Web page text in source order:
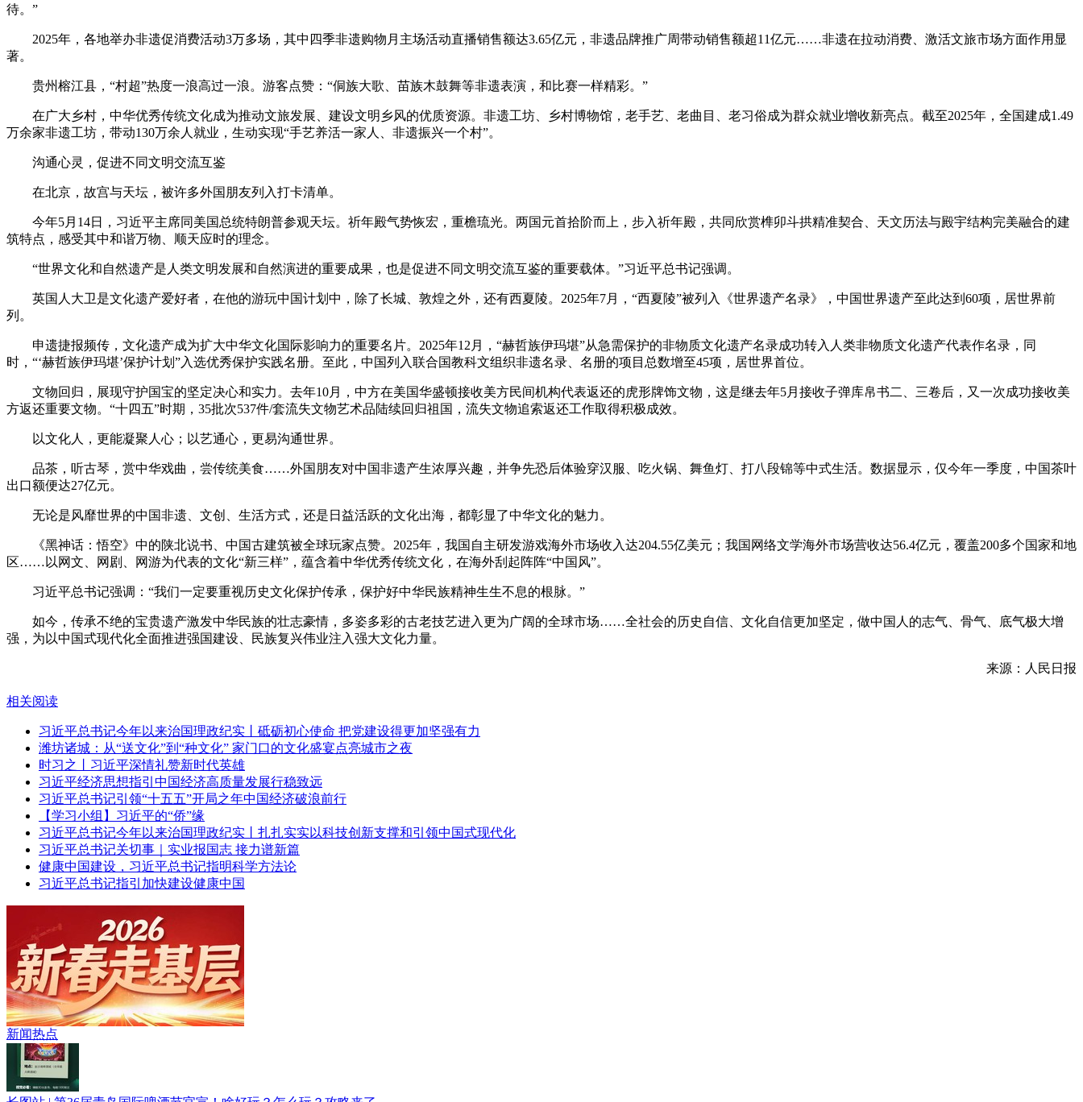
待。”
2025年，各地举办非遗促消费活动3万多场，其中四季非遗购物月主场活动直播销售额达3.65亿元，非遗品牌推广周带动销售额超11亿元……非遗在拉动消费、激活文旅市场方面作用显
著。
贵州榕江县，“村超”热度一浪高过一浪。游客点赞：“侗族大歌、苗族木鼓舞等非遗表演，和比赛一样精彩。”
在广大乡村，中华优秀传统文化成为推动文旅发展、建设文明乡风的优质资源。非遗工坊、乡村博物馆，老手艺、老曲目、老习俗成为群众就业增收新亮点。截至2025年，全国建成1.49
万余家非遗工坊，带动130万余人就业，生动实现“手艺养活一家人、非遗振兴一个村”。
沟通心灵，促进不同文明交流互鉴
在北京，故宫与天坛，被许多外国朋友列入打卡清单。
今年5月14日，习近平主席同美国总统特朗普参观天坛。祈年殿气势恢宏，重檐琉光。两国元首拾阶而上，步入祈年殿，共同欣赏榫卯斗拱精准契合、天文历法与殿宇结构完美融合的建
筑特点，感受其中和谐万物、顺天应时的理念。
“世界文化和自然遗产是人类文明发展和自然演进的重要成果，也是促进不同文明交流互鉴的重要载体。”习近平总书记强调。
英国人大卫是文化遗产爱好者，在他的游玩中国计划中，除了长城、敦煌之外，还有西夏陵。2025年7月，“西夏陵”被列入《世界遗产名录》，中国世界遗产至此达到60项，居世界前
列。
申遗捷报频传，文化遗产成为扩大中华文化国际影响力的重要名片。2025年12月，“赫哲族伊玛堪”从急需保护的非物质文化遗产名录成功转入人类非物质文化遗产代表作名录，同
时，“‘赫哲族伊玛堪’保护计划”入选优秀保护实践名册。至此，中国列入联合国教科文组织非遗名录、名册的项目总数增至45项，居世界首位。
文物回归，展现守护国宝的坚定决心和实力。去年10月，中方在美国华盛顿接收美方民间机构代表返还的虎形牌饰文物，这是继去年5月接收子弹库帛书二、三卷后，又一次成功接收美
方返还重要文物。“十四五”时期，35批次537件/套流失文物艺术品陆续回归祖国，流失文物追索返还工作取得积极成效。
以文化人，更能凝聚人心；以艺通心，更易沟通世界。
品茶，听古琴，赏中华戏曲，尝传统美食……外国朋友对中国非遗产生浓厚兴趣，并争先恐后体验穿汉服、吃火锅、舞鱼灯、打八段锦等中式生活。数据显示，仅今年一季度，中国茶叶
出口额便达27亿元。
无论是风靡世界的中国非遗、文创、生活方式，还是日益活跃的文化出海，都彰显了中华文化的魅力。
《黑神话：悟空》中的陕北说书、中国古建筑被全球玩家点赞。2025年，我国自主研发游戏海外市场收入达204.55亿美元；我国网络文学海外市场营收达56.4亿元，覆盖200多个国家和地
区……以网文、网剧、网游为代表的文化“新三样”，蕴含着中华优秀传统文化，在海外刮起阵阵“中国风”。
习近平总书记强调：“我们一定要重视历史文化保护传承，保护好中华民族精神生生不息的根脉。”
如今，传承不绝的宝贵遗产激发中华民族的壮志豪情，多姿多彩的古老技艺进入更为广阔的全球市场……全社会的历史自信、文化自信更加坚定，做中国人的志气、骨气、底气极大增
强，为以中国式现代化全面推进强国建设、民族复兴伟业注入强大文化力量。
来源：人民日报
相关阅读
习近平总书记今年以来治国理政纪实丨砥砺初心使命 把党建设得更加坚强有力
潍坊诸城：从“送文化”到“种文化” 家门口的文化盛宴点亮城市之夜
时习之丨习近平深情礼赞新时代英雄
习近平经济思想指引中国经济高质量发展行稳致远
习近平总书记引领“十五五”开局之年中国经济破浪前行
【学习小组】习近平的“侨”缘
习近平总书记今年以来治国理政纪实丨扎扎实实以科技创新支撑和引领中国式现代化
习近平总书记关切事｜实业报国志 接力谱新篇
健康中国建设，习近平总书记指明科学方法论
习近平总书记指引加快建设健康中国
青春逐梦正当时——聚焦2026年中...
新闻热点